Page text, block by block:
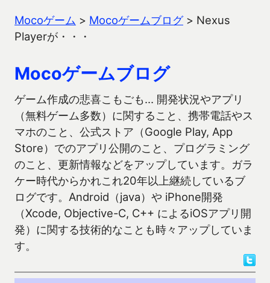
Mocoゲーム > Mocoゲームブログ> Nexus
Playerが・・・
Mocoゲームブログ
ゲーム作成の悲喜こもごも… 開発状況やアプリ
（無料ゲーム多数）に関すること、携帯電話やス
マホのこと、公式ストア（Google Play, App
Store）でのアプリ公開のこと、プログラミング
のこと、更新情報などをアップしています。ガラ
ケー時代からかれこれ20年以上継続しているブ
ログです。Android（java）や iPhone開発
（Xcode, Objective-C, C++ によるiOSアプリ開
発）に関する技術的なことも時々アップしていま
す。